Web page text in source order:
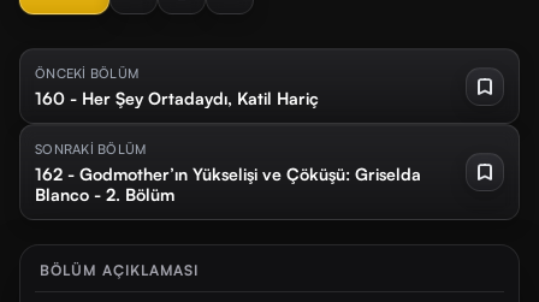
ÖNCEKİ BÖLÜM
160 - Her Şey Ortadaydı, Katil Hariç
SONRAKİ BÖLÜM
162 - Godmother’ın Yükselişi ve Çöküşü: Griselda
Blanco - 2. Bölüm
BÖLÜM AÇIKLAMASI